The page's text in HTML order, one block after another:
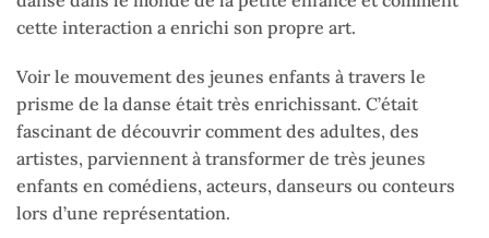
cette interaction a enrichi son propre art.
Voir le mouvement des jeunes enfants à travers le
prisme de la danse était très enrichissant. C’était
fascinant de découvrir comment des adultes, des
artistes, parviennent à transformer de très jeunes
enfants en comédiens, acteurs, danseurs ou conteurs
lors d’une représentation.